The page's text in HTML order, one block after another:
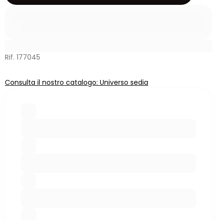
Rif. 177045
Consulta il nostro catalogo: Universo sedia